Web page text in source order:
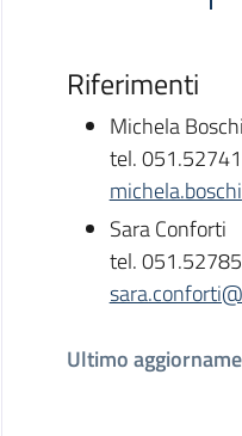
Riferimenti
Michela Boschi
tel.
Sara Conforti
tel.
Ultimo